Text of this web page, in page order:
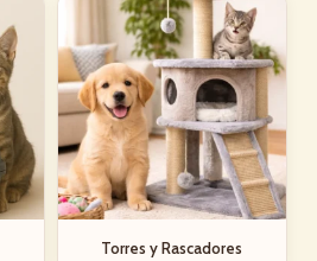
Torres y Rascadores